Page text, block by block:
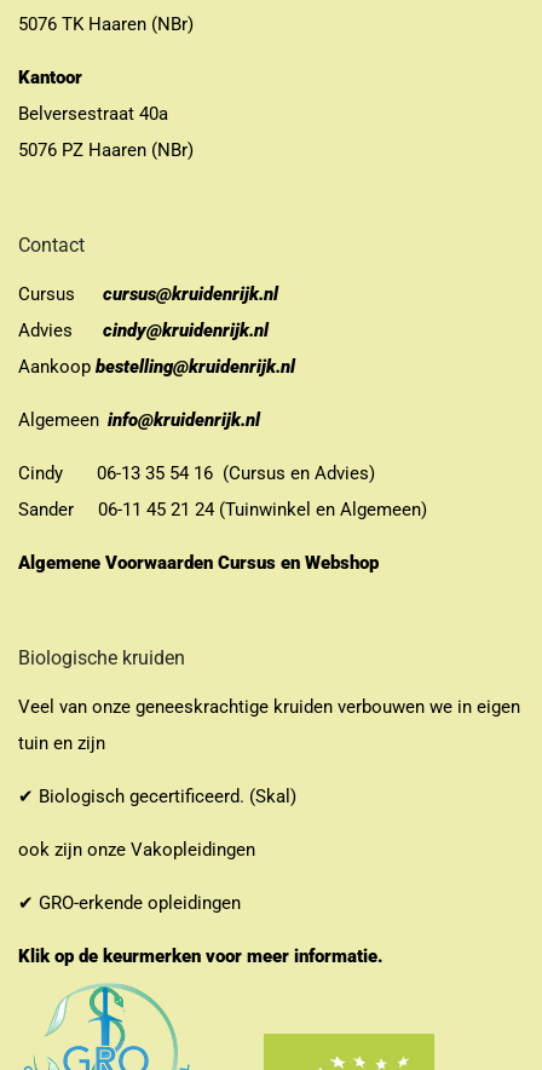
5076 TK Haaren (NBr)
Kantoor
Belversestraat 40a
5076 PZ Haaren (NBr)
Contact
Cursus
cursus@kruidenrijk.nl
Advies
cindy@kruidenrijk.nl
Aankoop bestelling@kruidenrijk.nl
Algemeen info@kruidenrijk.nl
Cindy 06-13 35 54 16 (Cursus en Advies)
Sander 06-11 45 21 24 (Tuinwinkel en Algemeen)
Algemene Voorwaarden Cursus en Webshop
Biologische kruiden
Veel van onze geneeskrachtige kruiden verbouwen we in eigen
tuin en zijn
✔ Biologisch gecertificeerd. (Skal)
ook zijn onze Vakopleidingen
✔ GRO-erkende opleidingen
Klik op de keurmerken voor meer informatie.